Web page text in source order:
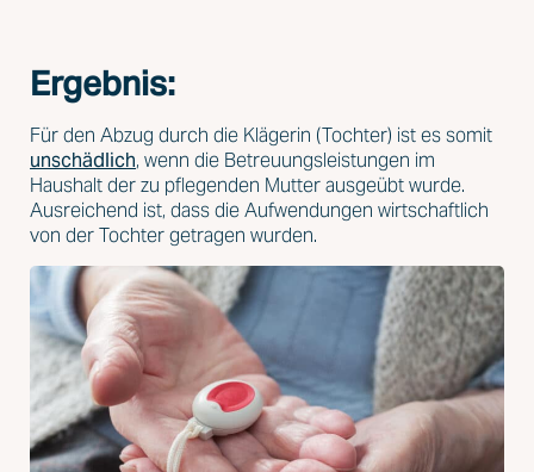
Ergebnis:
Für den Abzug durch die Klägerin (Tochter) ist es somit
unschädlich, wenn die Betreuungsleistungen im
Haushalt der zu pflegenden Mutter ausgeübt wurde.
Ausreichend ist, dass die Aufwendungen wirtschaftlich
von der Tochter getragen wurden.